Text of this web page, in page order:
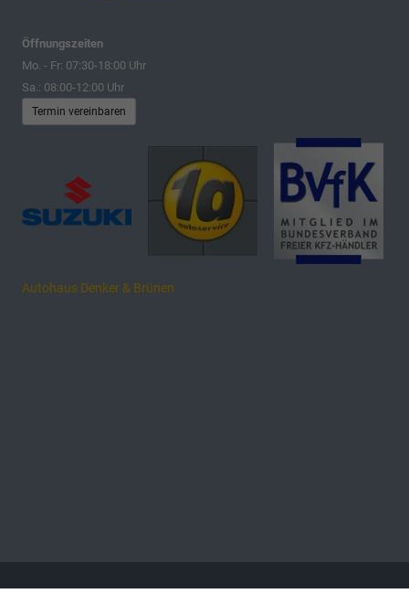
Öffnungszeiten
Mo. - Fr: 07:30-18:00 Uhr
Sa.: 08:00-12:00 Uhr
Termin vereinbaren
Autohaus Denker & Brünen